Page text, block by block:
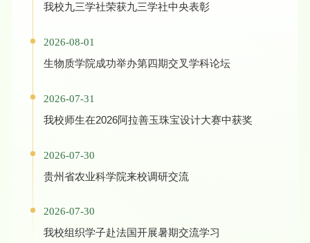
我校九三学社荣获九三学社中央表彰
2026-08-01
生物质学院成功举办第四期交叉学科论坛
2026-07-31
我校师生在2026阿拉善玉珠宝设计大赛中获奖
2026-07-30
贵州省农业科学院来校调研交流
2026-07-30
我校组织学子赴法国开展暑期交流学习